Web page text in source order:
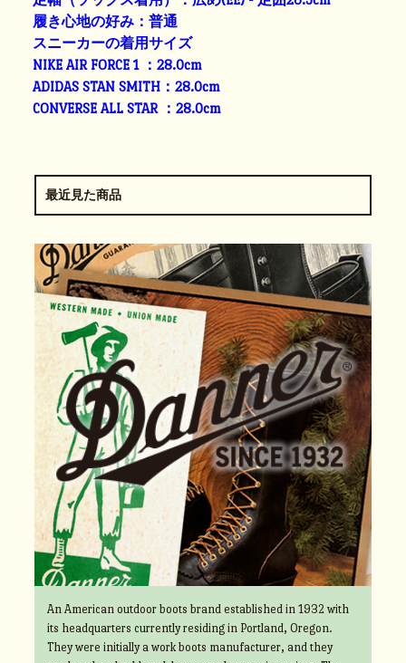
履き心地の好み：普通
スニーカーの着用サイズ
NIKE AIR FORCE 1 ：28.0cm
ADIDAS STAN SMITH：28.0cm
CONVERSE ALL STAR ：28.0cm
最近見た商品
An American outdoor boots brand established in 1932 with
its headquarters currently residing in Portland, Oregon.
They were initially a work boots manufacturer, and they